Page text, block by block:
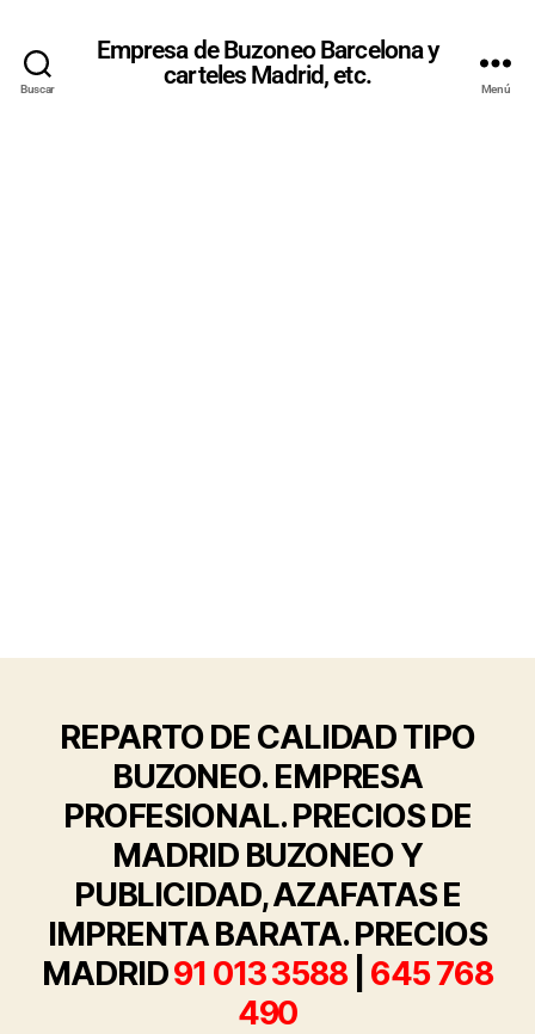
Buscar
Empresa de Buzoneo Barcelona y
carteles Madrid, etc.
Menú
REPARTO DE CALIDAD TIPO
BUZONEO. EMPRESA
PROFESIONAL. PRECIOS DE
MADRID BUZONEO Y
PUBLICIDAD, AZAFATAS E
IMPRENTA BARATA. PRECIOS
MADRID91 013 3588| 645 768
490